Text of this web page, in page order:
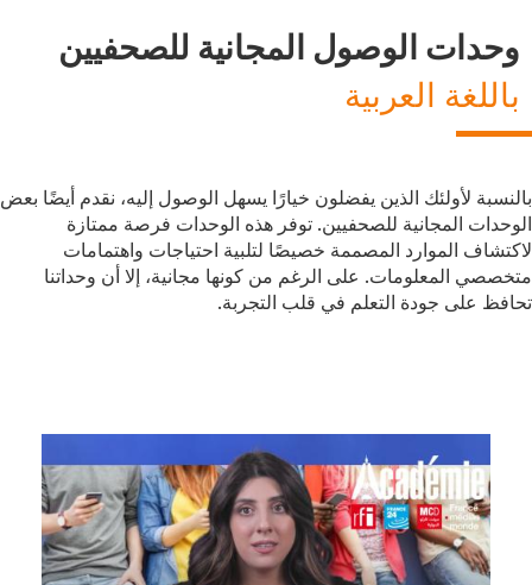
Title
وحدات الوصول المجانية للصحفيين
Subtitle
باللغة العربية
Description
بالنسبة لأولئك الذين يفضلون خيارًا يسهل الوصول إليه، نقدم أيضًا بعض
الوحدات المجانية للصحفيين. توفر هذه الوحدات فرصة ممتازة
لاكتشاف الموارد المصممة خصيصًا لتلبية احتياجات واهتمامات
متخصصي المعلومات. على الرغم من كونها مجانية، إلا أن وحداتنا
تحافظ على جودة التعلم في قلب التجربة.
learning
Trainings
Image